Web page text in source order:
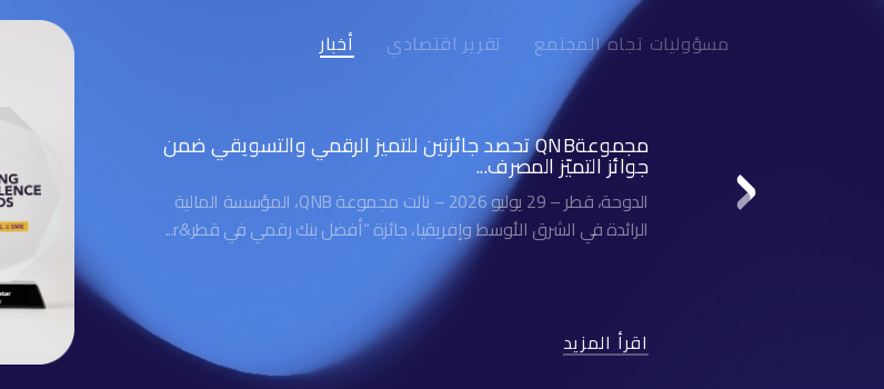
مسؤوليات تجاه المجتمع تقرير اقتصادي أخبار
مجموعةQNB تحصد جائزتين للتميز الرقمي والتسويقي ضمن
جوائز التميّز المصرف...
الدوحة، قطر – 29 يوليو 2026 – نالت مجموعة QNB، المؤسسة المالية
الرائدة في الشرق الأوسط وإفريقيا، جائزة “أفضل بنك رقمي في قطر&r...
اقرأ المزيد